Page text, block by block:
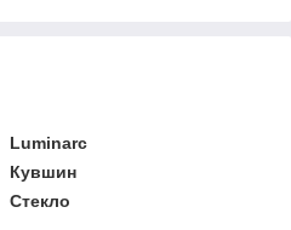
Luminarc
Кувшин
Стекло